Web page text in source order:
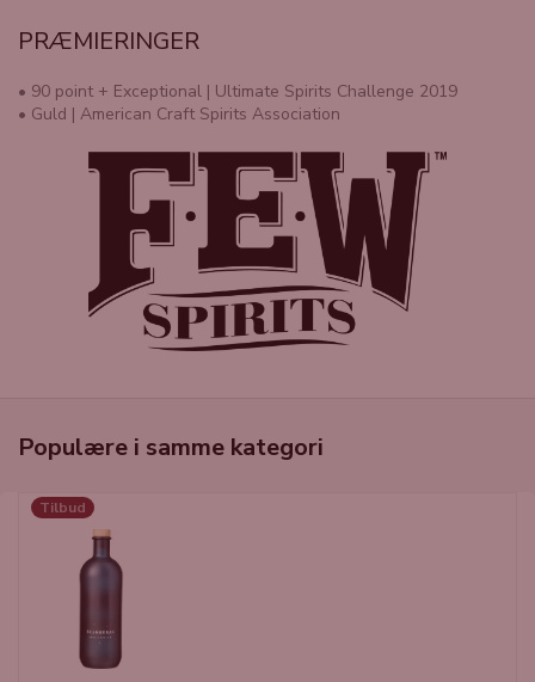
PRÆMIERINGER
• 90 point + Exceptional | Ultimate Spirits Challenge 2019
• Guld | American Craft Spirits Association
Populære i samme kategori
Tilbud